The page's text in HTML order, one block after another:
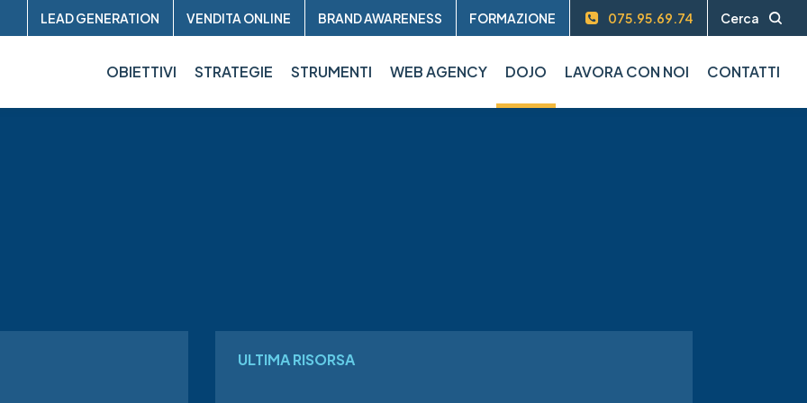
ULTIMA RISORSA
Header
sup
LEAD GENERATION VENDITA ONLINE BRAND AWARENESS FORMAZIONE 075.95.69.74 Cerca
OBIETTIVI STRATEGIE STRUMENTI WEB AGENCY DOJO LAVORA CON NOI CONTATTI